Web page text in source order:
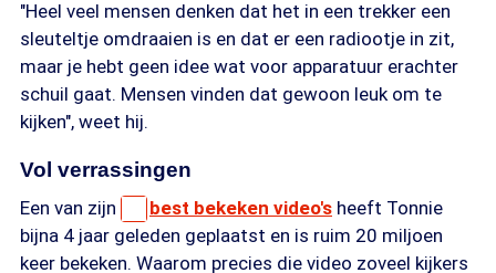
"Heel veel mensen denken dat het in een trekker een
sleuteltje omdraaien is en dat er een radiootje in zit,
maar je hebt geen idee wat voor apparatuur erachter
schuil gaat. Mensen vinden dat gewoon leuk om te
kijken", weet hij.
Vol verrassingen
Een van zijn best bekeken video's heeft Tonnie
bijna 4 jaar geleden geplaatst en is ruim 20 miljoen
keer bekeken. Waarom precies die video zoveel kijkers